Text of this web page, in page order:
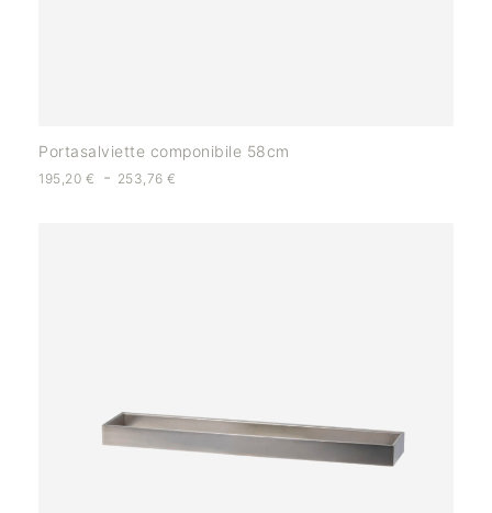
Portasalviette componibile 58cm
195,20 € - 253,76€